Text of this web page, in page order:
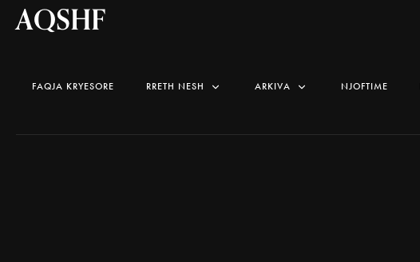
AQSHF
FAQJA KRYESORE RRETH NESH ARKIVA NJOFTIME